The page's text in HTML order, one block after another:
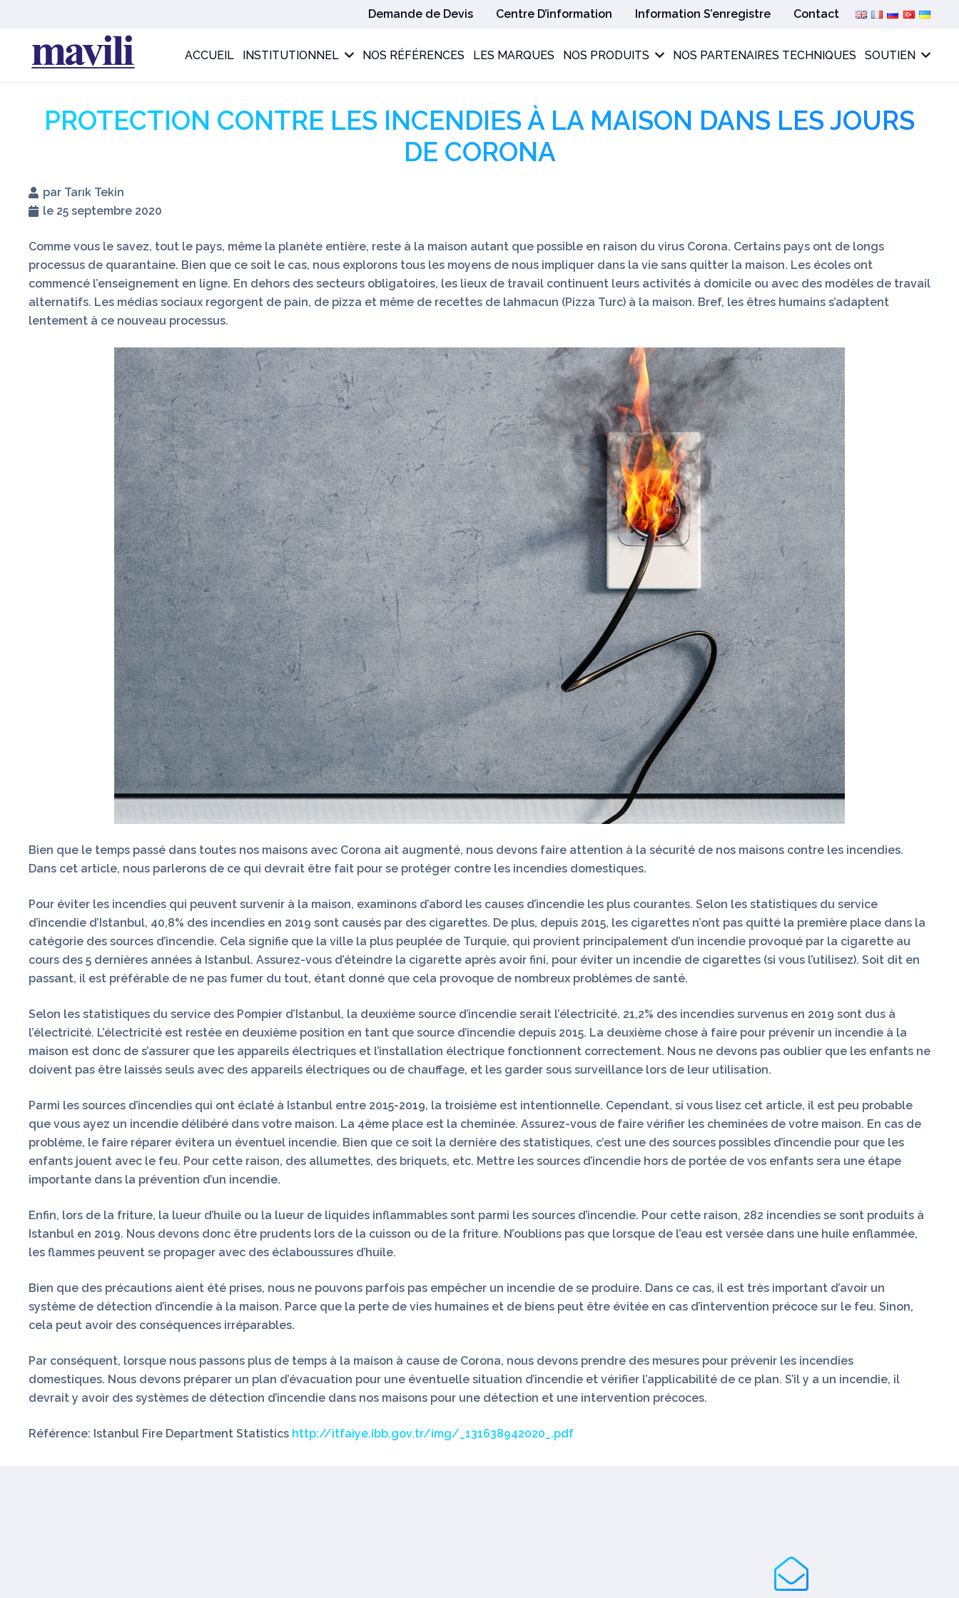
Demande de Devis Centre D’information Information S’enregistre Contact
ACCUEIL INSTITUTIONNEL NOS RÉFÉRENCES LES MARQUES NOS PRODUITS NOS PARTENAIRES TECHNIQUES SOUTIEN
PROTECTION CONTRE LES INCENDIES À LA MAISON DANS LES JOURS
DE CORONA
par Tarık Tekin
le 25 septembre 2020
Comme vous le savez, tout le pays, même la planète entière, reste à la maison autant que possible en raison du virus Corona. Certains pays ont de longs
processus de quarantaine. Bien que ce soit le cas, nous explorons tous les moyens de nous impliquer dans la vie sans quitter la maison. Les écoles ont
commencé l’enseignement en ligne. En dehors des secteurs obligatoires, les lieux de travail continuent leurs activités à domicile ou avec des modèles de travail
alternatifs. Les médias sociaux regorgent de pain, de pizza et même de recettes de lahmacun (Pizza Turc) à la maison. Bref, les êtres humains s’adaptent
lentement à ce nouveau processus.
Bien que le temps passé dans toutes nos maisons avec Corona ait augmenté, nous devons faire attention à la sécurité de nos maisons contre les incendies.
Dans cet article, nous parlerons de ce qui devrait être fait pour se protéger contre les incendies domestiques.
Pour éviter les incendies qui peuvent survenir à la maison, examinons d’abord les causes d’incendie les plus courantes. Selon les statistiques du service
d’incendie d’Istanbul, 40,8% des incendies en 2019 sont causés par des cigarettes. De plus, depuis 2015, les cigarettes n’ont pas quitté la première place dans la
catégorie des sources d’incendie. Cela signifie que la ville la plus peuplée de Turquie, qui provient principalement d’un incendie provoqué par la cigarette au
cours des 5 dernières années à Istanbul. Assurez-vous d’éteindre la cigarette après avoir fini, pour éviter un incendie de cigarettes (si vous l’utilisez). Soit dit en
passant, il est préférable de ne pas fumer du tout, étant donné que cela provoque de nombreux problèmes de santé.
Selon les statistiques du service des Pompier d’Istanbul, la deuxième source d’incendie serait l’électricité. 21,2% des incendies survenus en 2019 sont dus à
l’électricité. L’électricité est restée en deuxième position en tant que source d’incendie depuis 2015. La deuxième chose à faire pour prévenir un incendie à la
maison est donc de s’assurer que les appareils électriques et l’installation électrique fonctionnent correctement. Nous ne devons pas oublier que les enfants ne
doivent pas être laissés seuls avec des appareils électriques ou de chauffage, et les garder sous surveillance lors de leur utilisation.
Parmi les sources d’incendies qui ont éclaté à Istanbul entre 2015-2019, la troisième est intentionnelle. Cependant, si vous lisez cet article, il est peu probable
que vous ayez un incendie délibéré dans votre maison. La 4ème place est la cheminée. Assurez-vous de faire vérifier les cheminées de votre maison. En cas de
problème, le faire réparer évitera un éventuel incendie. Bien que ce soit la dernière des statistiques, c’est une des sources possibles d’incendie pour que les
enfants jouent avec le feu. Pour cette raison, des allumettes, des briquets, etc. Mettre les sources d’incendie hors de portée de vos enfants sera une étape
importante dans la prévention d’un incendie.
Enfin, lors de la friture, la lueur d’huile ou la lueur de liquides inflammables sont parmi les sources d’incendie. Pour cette raison, 282 incendies se sont produits à
Istanbul en 2019. Nous devons donc être prudents lors de la cuisson ou de la friture. N’oublions pas que lorsque de l’eau est versée dans une huile enflammée,
les flammes peuvent se propager avec des éclaboussures d’huile.
Bien que des précautions aient été prises, nous ne pouvons parfois pas empêcher un incendie de se produire. Dans ce cas, il est très important d’avoir un
système de détection d’incendie à la maison. Parce que la perte de vies humaines et de biens peut être évitée en cas d’intervention précoce sur le feu. Sinon,
cela peut avoir des conséquences irréparables.
Par conséquent, lorsque nous passons plus de temps à la maison à cause de Corona, nous devons prendre des mesures pour prévenir les incendies
domestiques. Nous devons préparer un plan d’évacuation pour une éventuelle situation d’incendie et vérifier l’applicabilité de ce plan. S’il y a un incendie, il
devrait y avoir des systèmes de détection d’incendie dans nos maisons pour une détection et une intervention précoces.
Référence: Istanbul Fire Department Statistics http://itfaiye.ibb.gov.tr/img/_131638942020_.pdf